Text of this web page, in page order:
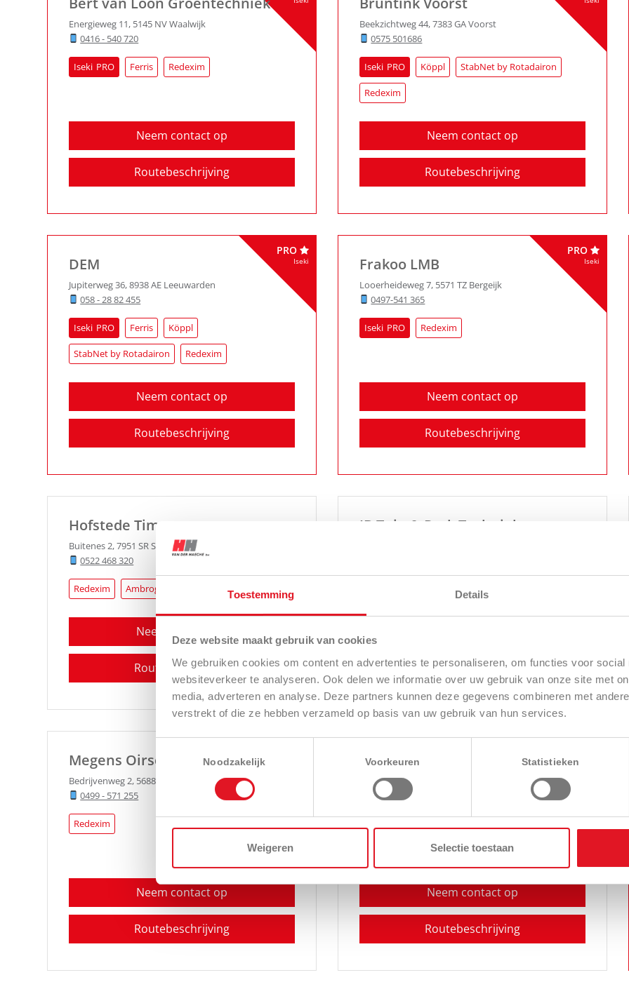
Toestemming Details
Deze website maakt gebruik van cookies
We gebruiken cookies om content en advertenties te personaliseren, om functies voor social
websiteverkeer te analyseren. Ook delen we informatie over uw gebruik van onze site met
media, adverteren en analyse. Deze partners kunnen deze gegevens combineren met
verstrekt of die ze hebben verzameld op basis van uw gebruik van hun services.
Noodzakelijk Voorkeuren Statistieken
Weigeren Selectie toestaan
Energieweg 11, 5145 NVWaalwijk
0416 - 540 720
Iseki Ferris Redexim
Neem contact op
Routebeschrijving
Beekzichtweg 44,7383 GAVoorst
0575 501686
Iseki Köppl StabNet by Rotadairon
Redexim
Neem contact op
Routebeschrijving
DEM
Jupiterweg 36,8938 AE Leeuwarden
058 - 28 82 455
Iseki Ferris Köppl
StabNet by Rotadairon Redexim
Neem contact op
Routebeschrijving
PRO
Iseki Frakoo LMB
Looerheideweg 7, 5571 TZ Bergeijk
0497-541 365
Iseki Redexim
Neem contact op
Routebeschrijving
PRO
Iseki
Hofstede Timmerman
Buitenes 2,7951 SRStaphorst
0522 468 320
Redexim Ambrogio Robot
Neem contact op
Routebeschrijving
JB Tuin & Park Techniek
Routebeschrijving
Megens Oirschot
Bedrijvenweg 2, 5688 XH
0499 - 571 255
Redexim
Neem contact op
Routebeschrijving
Meiburg Tuin & Parkmachines
Nieuweweg 195
024 - 373 85 55
Neem contact op
Routebeschrijving